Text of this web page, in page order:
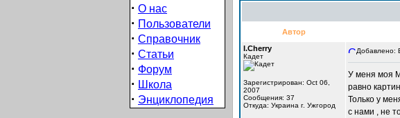
· О нас
· Пользователи
· Справочник
· Статьи
· Форум
· Школа
· Энциклопедия
Автор
I.Cherry
Кадет
Зарегистрирован: Oct 06,
2007
Сообщения: 37
Откуда: Украина г. Ужгород
Добавлено:
У меня моя
равно
Только у
с нами , не